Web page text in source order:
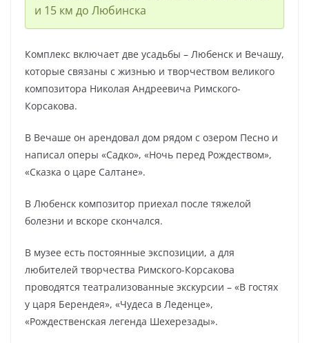
и 15 км до Любинска
Комплекс включает две усадьбы – Любенск и Вечашу,
которые связаны с жизнью и творчеством великого
композитора Николая Андреевича Римского-
Корсакова.
В Вечаше он арендовал дом рядом с озером Песно и
написал оперы «Садко», «Ночь перед Рождеством»,
«Сказка о царе Салтане».
В Любенск композитор приехал после тяжелой
болезни и вскоре скончался.
В музее есть постоянные экспозиции, а для
любителей творчества Римского-Корсакова
проводятся театрализованные экскурсии – «В гостях
у царя Берендея», «Чудеса в Леденце»,
«Рождественская легенда Шехерезады».